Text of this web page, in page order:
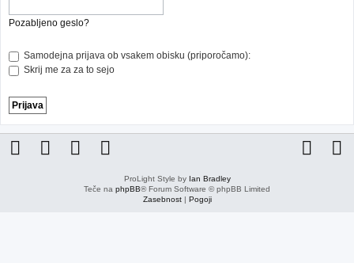
Pozabljeno geslo?
Samodejna prijava ob vsakem obisku (priporočamo):
Skrij me za za to sejo
ProLight Style by Ian Bradley
Teče na phpBB® Forum Software © phpBB Limited
Zasebnost| Pogoji